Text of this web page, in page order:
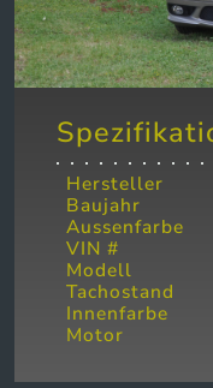
Hersteller
Baujahr
Aussenfarbe
VIN #
Modell
Tachostand
Innenfarbe
Motor